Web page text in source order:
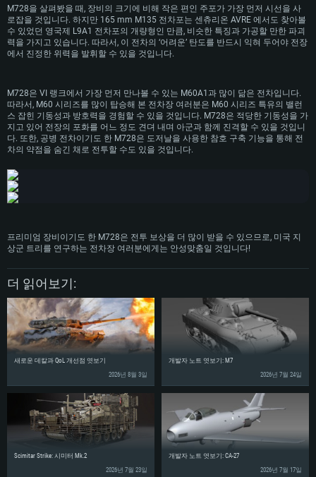
그래픽 카드: DirectX 11 이상을 지원하는 AMD Radeon 77XX / NVIDIA
GeForce GT 660. 최소 사양 해상도: 720p
네트워크: 브로드밴드 인터넷
권장 사양
운영체제: Windows 10/11 (64 bit)
프로세서: Intel Core i5 또는 Ryzen 5 3600 이상
메모리: 16 GB 이상
그래픽 카드: DirectX 11 이상을 지원하는 Nvidia GeForce 1060, 또는 AMD RX
570 혹은 그 이상
네트워크: 브로드밴드 인터넷
그래픽 카드: Metal 을 지원하는 Intel Iris Pro 5200 (Mac), 혹은 이와 비슷한 성
능을 가지는 Mac 버전의 AMD/Nvidia. 최소 해상도: 720p
네트워크: 브로드밴드 인터넷
권장 사양
운영체제: Mac OS Big Sur 11.0
프로세서: Core i7 (Intel Xeon 은 지원하지 않습니다)
메모리: 8 GB
그래픽 카드: Metal을 지원하는 Radeon Vega II 이상
네트워크: 브로드밴드 인터넷
그래픽 카드: Vulkan 을 지원하고, 최신 그래픽 드라이버를 지원하는 NVIDIA
660 (6개월 미만) 혹은 그와 동급의 성능을 가지며 최신 그래픽 드라이버를 지
원하는 AMD (6개월 미만; 최소사양 지원 해상도 720p)
네트워크: 브로드밴드 인터넷
권장 사양
운영체제: Ubuntu 20.04 64bit
프로세서: Intel Core i7
그래픽 카드: Vulkan 을 지원하고, 최신 그래픽 드라이버를 지원하는 NVIDIA
1060 (6개월 미만) 혹은 그와 동급의 성능을 가지며 최신 그래픽 드라이버를
지원하는 AMD RX 570 (6개월 미만; 최소사양 지원 해상도 720p) 이상
여유 저장 공간: 62.2 GB (전체 클라이언트)
파하고, 야전 공병을 지원하는 데에도 사용되었습니다.
M728은 베트남전이 끝난 뒤인 1990년대에 치러진 걸프전에서도 활약하였습니
다. 하지만, M728은 기동성이 뛰어난 장비들과 함께 운용하기 어려웠고, 운용 비용
이 눈덩이처럼 불어나는 등 각종 한계점에 부딪히고 말았습니다. 그 결과, M728은
M728을 살펴봤을 때, 장비의 크기에 비해 작은 편인 주포가 가장 먼저 시선을 사
로잡을 것입니다. 하지만 165 mm M135 전차포는 센츄리온 AVRE 에서도 찾아볼
수 있었던 영국제 L9A1 전차포의 개량형인 만큼, 비슷한 특징과 가공할 만한 파괴
력을 가지고 있습니다. 따라서, 이 전차의 ‘어려운’ 탄도를 반드시 익혀 두어야 전장
에서 진정한 위력을 발휘할 수 있을 것입니다.
M728은 VI 랭크에서 가장 먼저 만나볼 수 있는 M60A1과 많이 닮은 전차입니다.
따라서, M60 시리즈를 많이 탑승해 본 전차장 여러분은 M60 시리즈 특유의 밸런
스 잡힌 기동성과 방호력을 경험할 수 있을 것입니다. M728은 적당한 기동성을 가
지고 있어 전장의 포화를 어느 정도 견뎌 내며 아군과 함께 진격할 수 있을 것입니
다. 또한, 공병 전차이기도 한 M728은 도저날을 사용한 참호 구축 기능을 통해 전
차의 약점을 숨긴 채로 전투할 수도 있을 것입니다.
프리미엄 장비이기도 한 M728은 전투 보상을 더 많이 받을 수 있으므로, 미국 지
상군 트리를 연구하는 전차장 여러분에게는 안성맞춤일 것입니다!
더 읽어보기:
새로운 데칼과 QoL 개선점 엿보기
2026년 8월 3일
개발자 노트 엿보기: M7
2026년 7월 24일
Scimitar Strike: 시미터 Mk.2
2026년 7월 23일
개발자 노트 엿보기: CA-27
2026년 7월 17일